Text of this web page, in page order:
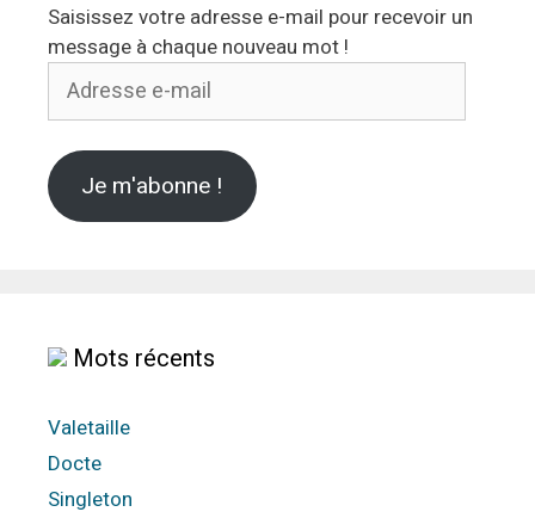
Saisissez votre adresse e-mail pour recevoir un
message à chaque nouveau mot !
Adresse
Je m'abonne !
Mots récents
Valetaille
Docte
Singleton